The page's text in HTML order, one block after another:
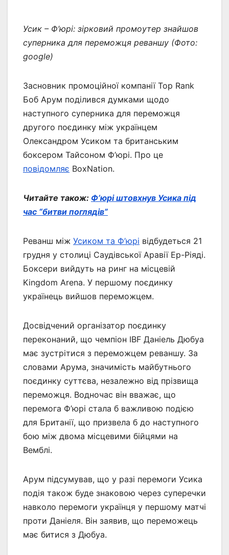
Усик – Ф’юрі: зірковий промоутер знайшов
суперника для переможця реваншу (Фото:
google)
Засновник промоційної компанії Top Rank
Боб Арум поділився думками щодо
наступного суперника для переможця
другого поєдинку між українцем
Олександром Усиком та британським
боксером Тайсоном Ф’юрі. Про це
повідомляє BoxNation.
Читайте також: Ф’юрі штовхнув Усика під
час “битви поглядів”
Реванш між Усиком та Ф’юрі відбудеться 21
грудня у столиці Саудівської Аравії Ер-Ріяді.
Боксери вийдуть на ринг на місцевій
Kingdom Arena. У першому поєдинку
українець вийшов переможцем.
Досвідчений організатор поєдинку
переконаний, що чемпіон IBF Даніель Дюбуа
має зустрітися з переможцем реваншу. За
словами Арума, значимість майбутнього
поєдинку суттєва, незалежно від прізвища
переможця. Водночас він вважає, що
перемога Ф’юрі стала б важливою подією
для Британії, що призвела б до наступного
бою між двома місцевими бійцями на
Вемблі.
Арум підсумував, що у разі перемоги Усика
подія також буде знаковою через суперечки
навколо перемоги українця у першому матчі
проти Даніеля. Він заявив, що переможець
має битися з Дюбуа.